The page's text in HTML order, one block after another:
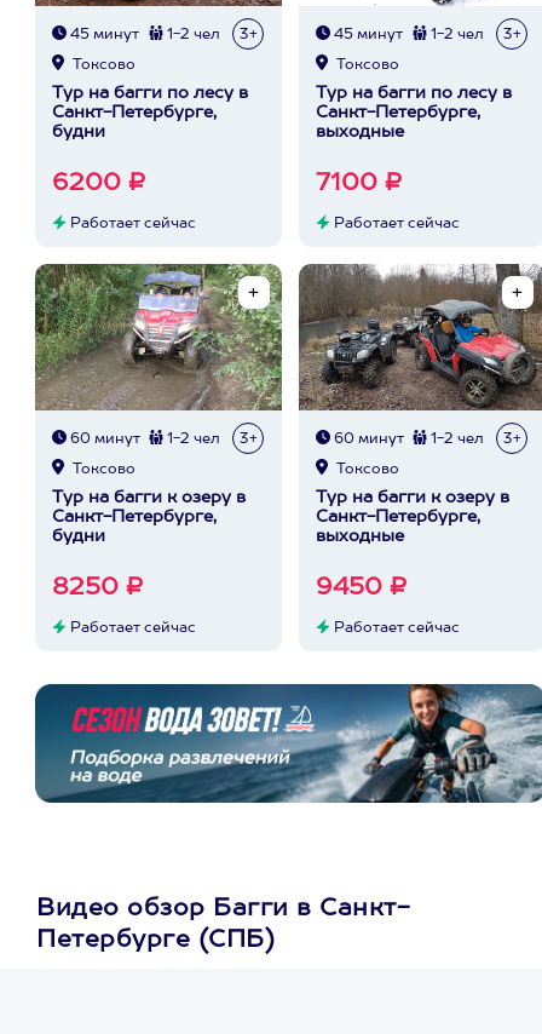
45 минут 1-2 чел 3+
Токсово
Тур на багги по лесу в
Санкт-Петербурге,
будни
6200 ₽
Работает сейчас
45 минут 1-2 чел 3+
Токсово
Тур на багги по лесу в
Санкт-Петербурге,
выходные
7100 ₽
Работает сейчас
60 минут 1-2 чел 3+
Токсово
Тур на багги к озеру в
Санкт-Петербурге,
будни
8250 ₽
Работает сейчас
60 минут 1-2 чел 3+
Токсово
Тур на багги к озеру в
Санкт-Петербурге,
выходные
9450 ₽
Работает сейчас
Видео обзор Багги в Санкт-
Петербурге (СПБ)